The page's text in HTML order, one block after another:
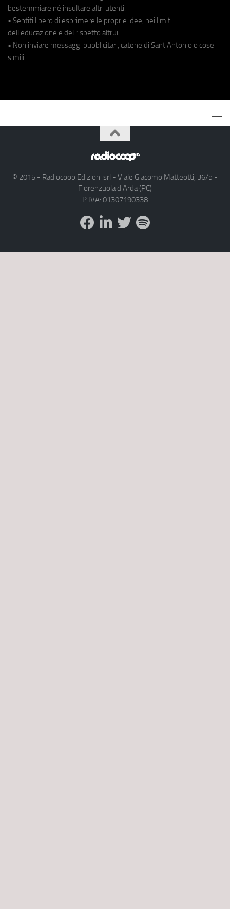
bestemmiare né insultare altri utenti.
• Sentiti libero di esprimere le proprie idee, nei limiti
dell'educazione e del rispetto altrui.
• Non inviare messaggi pubblicitari, catene di Sant'Antonio o cose
simili.
© 2015 - Radiocoop Edizioni srl - Viale Giacomo Matteotti, 36/b -
Fiorenzuola d'Arda (PC)
P.IVA: 01307190338